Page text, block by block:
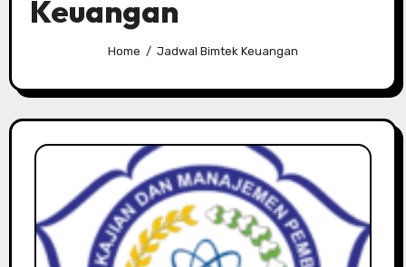
Keuangan
Home Jadwal Bimtek Keuangan